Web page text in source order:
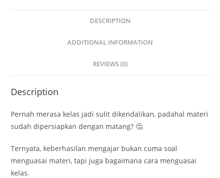
DESCRIPTION
ADDITIONAL INFORMATION
REVIEWS (0)
Description
Pernah merasa kelas jadi sulit dikendalikan, padahal materi
sudah dipersiapkan dengan matang? 🤔
Ternyata, keberhasilan mengajar bukan cuma soal
menguasai materi, tapi juga bagaimana cara menguasai
kelas.